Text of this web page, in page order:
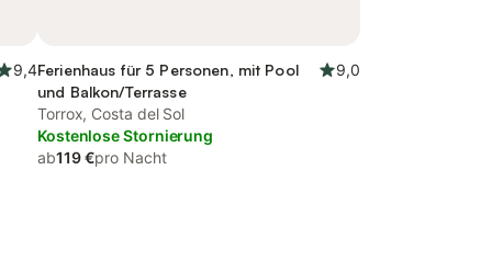
9,4Ferienhaus für 5 Personen, mit Pool
und Balkon/Terrasse
9,0
Torrox, Costa del Sol
Kostenlose Stornierung
ab119 €pro Nacht